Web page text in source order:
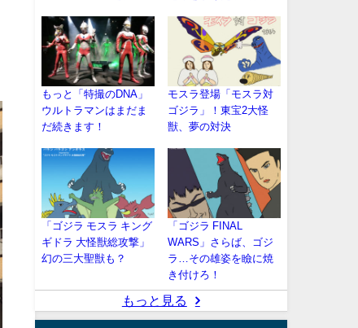
もっと「特撮のDNA」
ウルトラマンはまだま
だ続きます！
モスラ登場「モスラ対
ゴジラ」！東宝2大怪
獣、夢の対決
「ゴジラ モスラ キング
ギドラ 大怪獣総攻撃」
幻の三大聖獣も？
「ゴジラ FINAL
WARS」さらば、ゴジ
ラ…その雄姿を瞼に焼
き付けろ！
もっと見る